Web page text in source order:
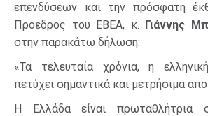
επενδύσεων και την πρόσφατη
Πρόεδρος του ΕΒΕΑ, κ. Γιάννης
στην παρακάτω δήλωση:
«Τα τελευταία χρόνια, η
πετύχει σημαντικά και μετρήσιμα
Η Ελλάδα είναι πρωταθλήτρια